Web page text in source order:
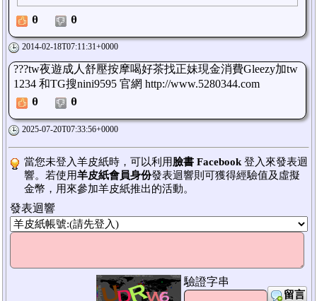
0 0
2014-02-18T07:11:31+0000
???tw夜遊成人舒壓按摩喝好茶找正妹現金消費Gleezy加tw
1234 和TG搜nini9595 官網 http://www.5280344.com
0
0
2025-07-20T07:33:56+0000
當您未登入羊皮紙時，可以利用臉書 Facebook 登入來發表迴
響。若使用羊皮紙會員身份發表迴響則可獲得經驗值及虛擬
金幣，用來參加羊皮紙推出的活動。
發表迴響
驗證字串
留言